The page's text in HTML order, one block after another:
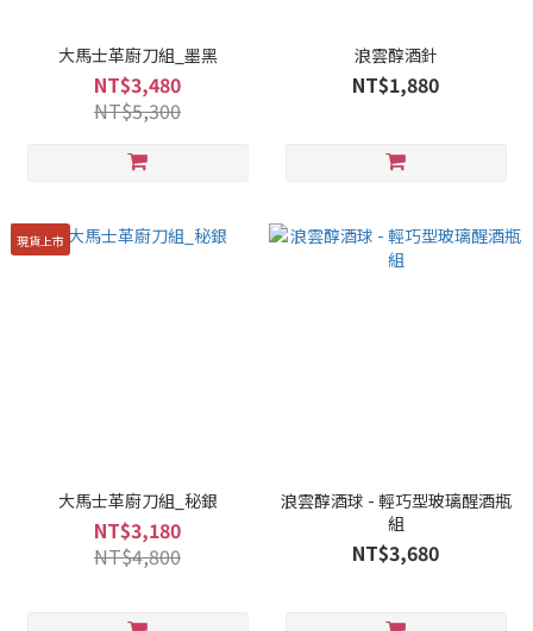
大馬士革廚刀組_墨黑
NT$3,480
NT$5,300
浪雲醇酒針
NT$1,880
現貨上市
大馬士革廚刀組_秘銀
NT$3,180
NT$4,800
浪雲醇酒球 - 輕巧型玻璃醒酒瓶
組
NT$3,680